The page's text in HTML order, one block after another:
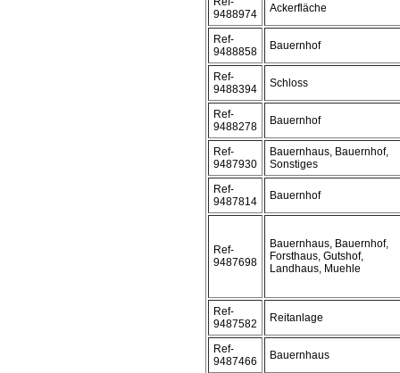
9488974
Ackerfläche
Ref-
9488858
Bauernhof
Ref-
9488394
Schloss
Ref-
9488278
Bauernhof
Ref-
9487930
Bauernhaus, Bauernhof,
Sonstiges
Ref-
9487814
Bauernhof
Ref-
9487698
Bauernhaus, Bauernhof,
Forsthaus, Gutshof,
Landhaus, Muehle
Ref-
9487582
Reitanlage
Ref-
9487466
Bauernhaus